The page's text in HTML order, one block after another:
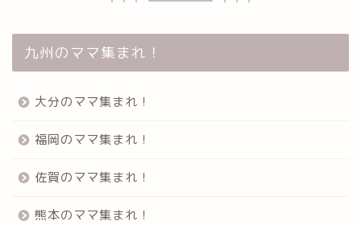
九州のママ集まれ！
大分のママ集まれ！
福岡のママ集まれ！
佐賀のママ集まれ！
熊本のママ集まれ！